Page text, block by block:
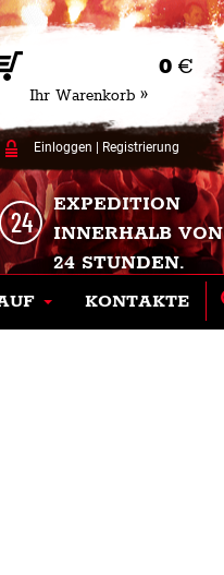
0 €
Ihr Warenkorb »
Einloggen Registrierung
EXPEDITION
INNERHALB VON
24 STUNDEN.
KONTAKTE